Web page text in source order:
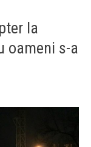
la
oameni s-a